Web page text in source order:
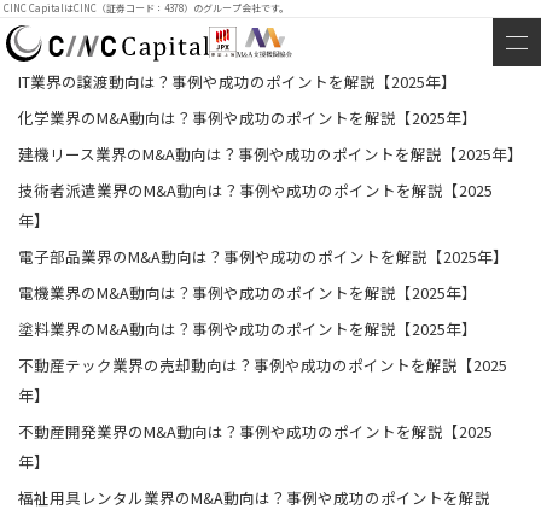
CINC CapitalはCINC（証券コード：4378）のグループ会社です。
IT業界の譲渡動向は？事例や成功のポイントを解説【2025年】
化学業界のM&A動向は？事例や成功のポイントを解説【2025年】
建機リース業界のM&A動向は？事例や成功のポイントを解説【2025年】
技術者派遣業界のM&A動向は？事例や成功のポイントを解説【2025
年】
電子部品業界のM&A動向は？事例や成功のポイントを解説【2025年】
電機業界のM&A動向は？事例や成功のポイントを解説【2025年】
塗料業界のM&A動向は？事例や成功のポイントを解説【2025年】
不動産テック業界の売却動向は？事例や成功のポイントを解説【2025
年】
不動産開発業界のM&A動向は？事例や成功のポイントを解説【2025
年】
福祉用具レンタル業界のM&A動向は？事例や成功のポイントを解説